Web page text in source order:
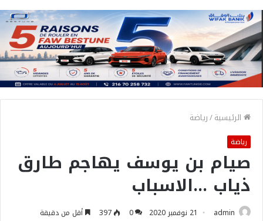
الرئيسية/رياضة
رياضة
صيام بن يوسف يهاجم طارق
ذياب …الاسباب
admin 21 نوفمبر 2020 0
397 أقل من دقيقة